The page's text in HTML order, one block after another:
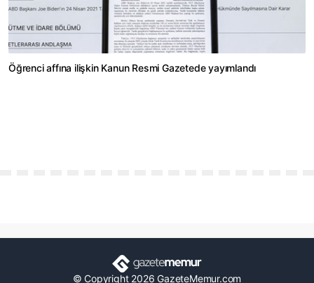
Öğrenci affına ilişkin Kanun Resmi Gazetede yayımlandı
© Copyright 2026 GazeteMemur.com